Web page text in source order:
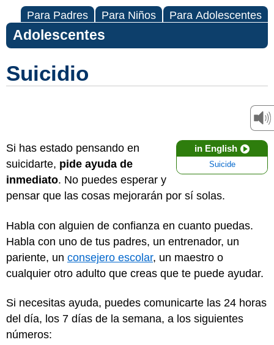
Para Padres Para Niños Para Adolescentes
Adolescentes
Suicidio
in English
Suicide
Si has estado pensando en
suicidarte, pide ayuda de
inmediato. No puedes esperar y
pensar que las cosas mejorarán por sí solas.
Habla con alguien de confianza en cuanto puedas.
Habla con uno de tus padres, un entrenador, un
pariente, un consejero escolar, un maestro o
cualquier otro adulto que creas que te puede ayudar.
Si necesitas ayuda, puedes comunicarte las 24 horas
del día, los 7 días de la semana, a los siguientes
números: